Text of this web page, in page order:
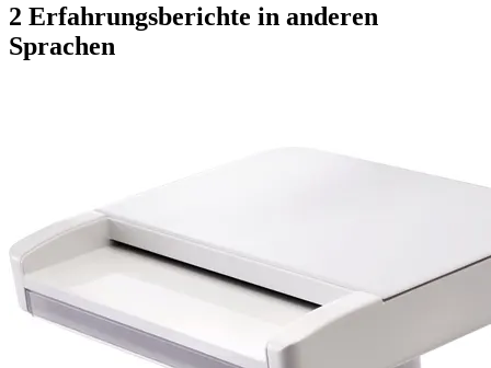
2 Erfahrungsberichte in anderen
Sprachen